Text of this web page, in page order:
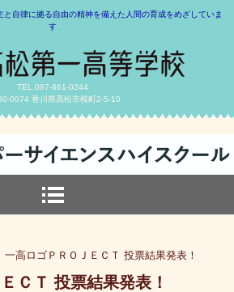
と自律に拠る自由の精神を備えた人間の育成をめざしていま
す
TEL.087-861-0244
0074 香川県高松市桜町2-5-10
一高ロゴＰＲＯＪＥＣＴ 投票結果発表！
ＣＴ 投票結果発表！